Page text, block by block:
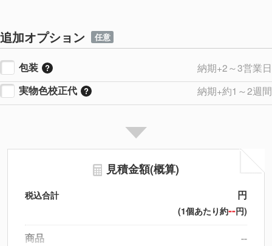
追加オプション 任意
包装
納期+2～3営業日
実物色校正代
納期+約1～2週間
見積金額(概算)
税込合計 円
(1個あたり約--円)
商品
--